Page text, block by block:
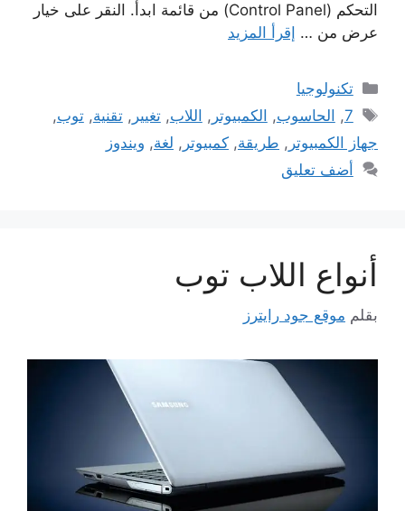
التحكم (Control Panel) من قائمة ابدأ. النقر على خيار
عرض من … إقرأ المزيد
التصنيفات
تكنولوجيا
الوسوم
7
, الحاسوب, الكمبيوتر , اللاب,تغيير ,تقنية,توب,
جهاز الكمبيوتر , طريقة, كمبيوتر , لغة, ويندوز
أضف تعليق
أنواع اللاب توب
بقلم موقع جود رايترز